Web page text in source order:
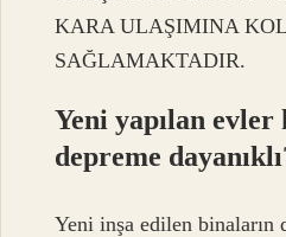
KARA ULAŞIMINA
SAĞLAMAKTADIR.
Yeni yapılan evler
depreme
Yeni inşa edilen binaların